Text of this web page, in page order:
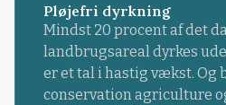
Pløjefri dyrkning
Mindst 20 procent af det
landbrugsareal dyrkes
er et tal i hastig vækst. Og
conservation agriculture